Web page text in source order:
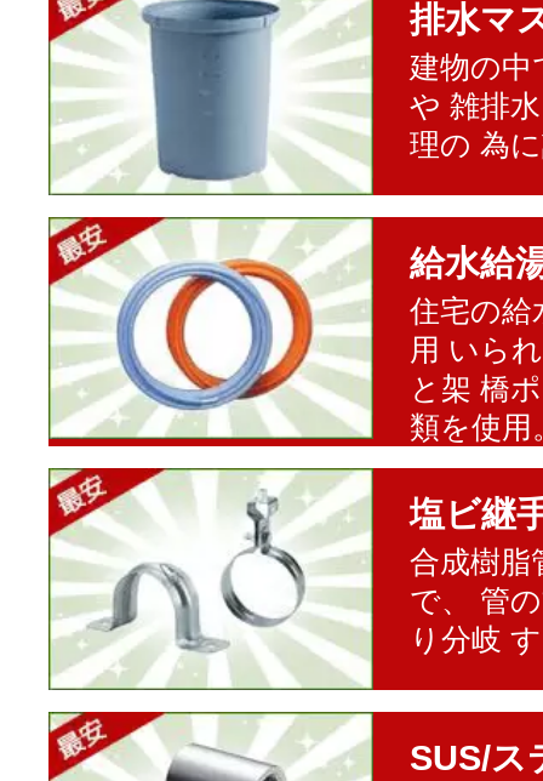
排水マ
建物の中
や 雑排
理の 為
給水給
住宅の給
用 いら
と架 橋
類を使用
塩ビ継
合成樹脂
で、 管
り分岐
SUS/ス